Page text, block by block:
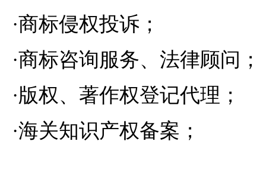
·商标侵权投诉；
·商标咨询服务、法律顾问；
·版权、著作权登记代理；
·海关知识产权备案；